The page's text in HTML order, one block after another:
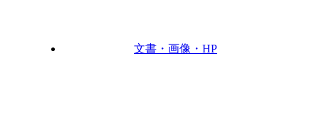
文書・画像・HP